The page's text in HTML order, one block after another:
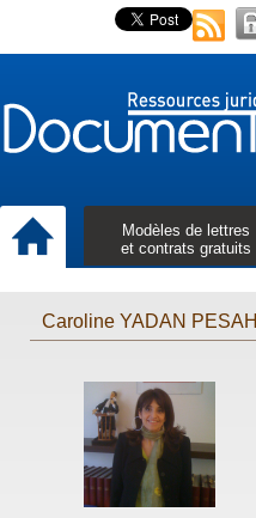
Modèles de lettres
et contrats gratuits
Caroline YADAN PESAH